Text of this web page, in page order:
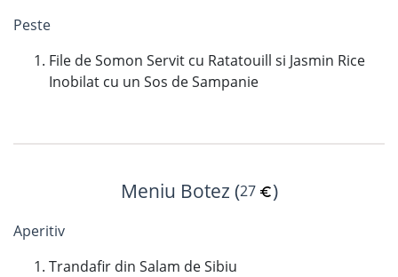
Peste
File de Somon Servit cu Ratatouill si Jasmin Rice
Inobilat cu un Sos de Sampanie
Meniu Botez (27 )
Aperitiv
Trandafir din Salam de Sibiu